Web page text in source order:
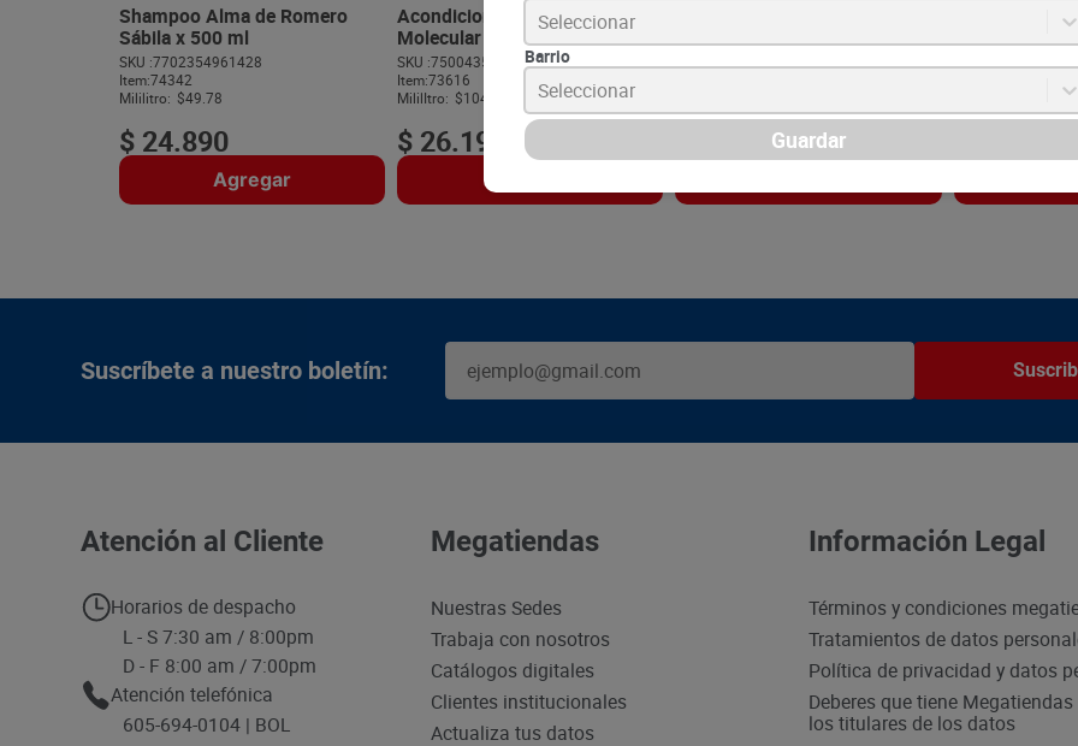
Shampoo Alma de Romero
Sábila x 500 ml
SKU :7702354961428
Item:74342
Mililitro: $49.78
$ 24.890
Agregar
Acondicionador Pantene
Molecular Bond Repai x 250 ml
SKU :7500435258999
Item:73616
MililItro: $104.76
$ 26.190
B3 x 300 ml
500
Hialurónico x
Suscríbete a nuestro boletín:
Atención al Cliente
Horarios de despacho
L - S 7:30 am / 8:00pm
D - F 8:00 am / 7:00pm
Atención telefónica
605-694-0104 | BOL
Megatiendas
Nuestras Sedes
Trabaja con nosotros
Catálogos digitales
Clientes institucionales
Actualiza tus datos
Información Legal
Términos y condiciones
Tratamientos de datos
Política de privacidad y datos
Deberes que tiene
los titulares de los datos
Seleccionar
Barrio
Seleccionar
Guardar